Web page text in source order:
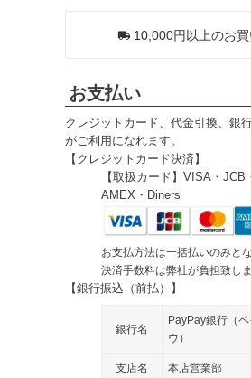
10,000円以上のお
お支払い
クレジットカード、代金引換、銀
がご利用になれます。
【クレジットカード決済】
【取扱カード】VISA・JCB
AMEX・Diners
お支払方法は一括払いのみとな
決済手数料は弊社が負担致しま
【銀行振込（前払）】
銀行名
PayPay銀行（
ウ）
支店名 本店営業部